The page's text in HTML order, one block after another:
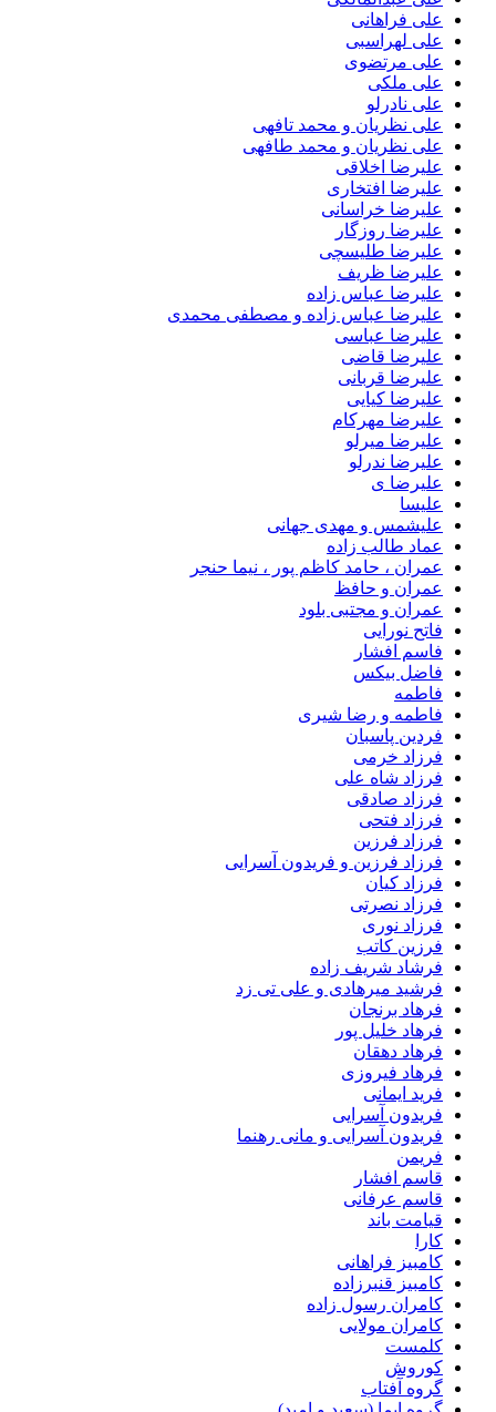
علی فراهانی
علی لهراسبی
علی مرتضوی
علی ملکی
علی نادرلو
علی نظریان و محمد تافهی
علی نظریان و محمد طافهی
علیرضا اخلاقی
علیرضا افتخاری
علیرضا خراسانی
علیرضا روزگار
علیرضا طلیسچی
علیرضا ظریف
علیرضا عباس زاده
علیرضا عباس زاده و مصطفی محمدی
علیرضا عباسی
علیرضا قاضی
علیرضا قربانی
علیرضا کیایی
علیرضا مهرکام
علیرضا میرلو
علیرضا ندرلو
علیرضا ی
علیسا
علیشمس و مهدی جهانی
عماد طالب زاده
عمران ، حامد کاظم پور ، نیما حنجر
عمران و حافظ
عمران و مجتبی بلود
فاتح نورایی
فاسم افشار
فاضل بیکس
فاطمه
فاطمه و رضا شیری
فردین پاسبان
فرزاد خرمی
فرزاد شاه علی
فرزاد صادقى
فرزاد فتحی
فرزاد فرزین
فرزاد فرزین و فریدون آسرایی
فرزاد کیان
فرزاد نصرتی
فرزاد نوری
فرزین کاتب
فرشاد شریف زاده
فرشید میرهادی و علی تی زد
فرهاد برنجان
فرهاد خلیل پور
فرهاد دهقان
فرهاد فیروزی
فرید ایمانی
فریدون آسرایی
فریدون آسرایی و مانی رهنما
فریمن
قاسم افشار
قاسم عرفانی
قیامت باند
کارا
کامبیز فراهانی
کامبیز قنبرزاده
کامران رسول زاده
کامران مولایی
کلمست
کوروش
گروه آفتاب